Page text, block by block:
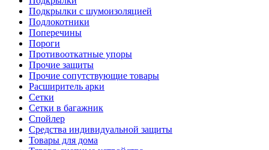
Подкрылки с шумоизоляцией
Подлокотники
Поперечины
Пороги
Противооткатные упоры
Прочие защиты
Прочие сопутствующие товары
Расширитель арки
Сетки
Сетки в багажник
Спойлер
Средства индивидуальной защиты
Товары для дома